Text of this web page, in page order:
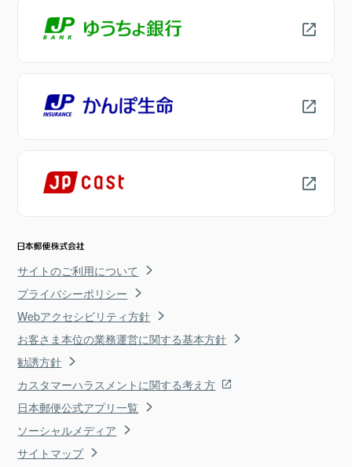
サイトのご利用について
プライバシーポリシー
Webアクセシビリティ方針
お客さま本位の業務運営に関する基本方針
勧誘方針
カスタマーハラスメントに関する考え方
日本郵便公式アプリ一覧
ソーシャルメディア
サイトマップ